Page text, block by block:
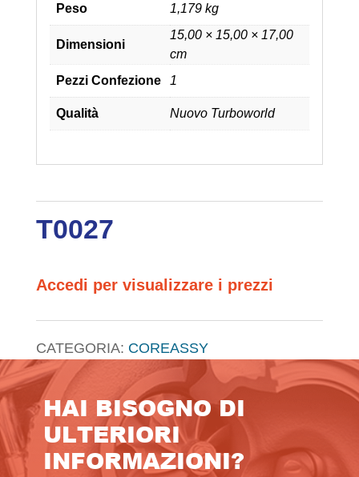
Peso 1,179 kg
Dimensioni
15,00 × 15,00 × 17,00
cm
Pezzi Confezione
1
Qualità Nuovo Turboworld
T0027
Accedi per visualizzare i prezzi
CATEGORIA: COREASSY
HAI BISOGNO DI
ULTERIORI
INFORMAZIONI?